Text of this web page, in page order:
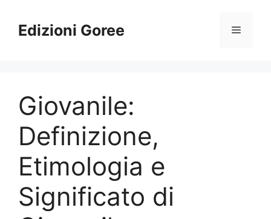
contenuto
Edizioni Goree Menu
Giovanile:
Definizione,
Etimologia e
Significato di